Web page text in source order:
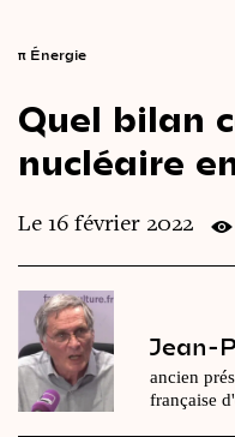
Géopolitique
Le
magazine
π Énergie
Quel bilan
nucléaire
Le 16 février 2022
Jean-
ancien
française